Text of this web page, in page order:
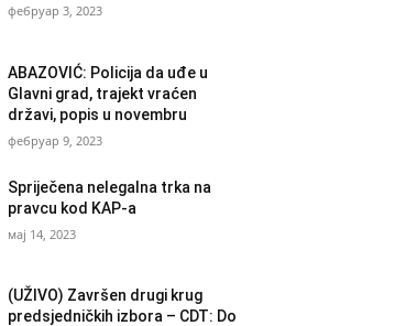
фебруар 3, 2023
ABAZOVIĆ: Policija da uđe u
Glavni grad, trajekt vraćen
državi, popis u novembru
фебруар 9, 2023
Spriječena nelegalna trka na
pravcu kod KAP-a
мај 14, 2023
(UŽIVO) Završen drugi krug
predsjedničkih izbora – CDT: Do